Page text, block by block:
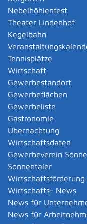
Nebelhöhlenfest
Theater Lindenhof
Kegelbahn
Tennisplätze
Wirtschaft
Gewerbestandort
Gewerbeflächen
Gewerbeliste
Gastronomie
Übernachtung
Wirtschaftsdaten
Gewerbeverein
Sonnentaler
Wirtschaftsförderung
Wirtschafts- News
News für
News für
die Zulässigkeit
Kosten
Die Gebühren sind
geregelt.
Bearbeitungsdauer
Siehe zum Punkt
Bearbeitungsdauer
Hinweise
keine
Vertiefende
Rechtsgrundlage